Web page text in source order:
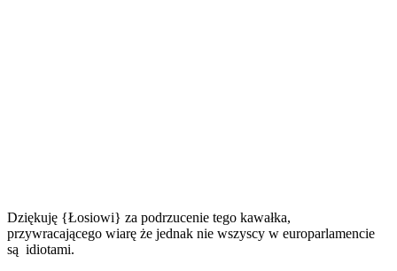
Dziękuję {Łosiowi} za podrzucenie tego kawałka,
przywracającego wiarę że jednak nie wszyscy w europarlamencie
są idiotami.